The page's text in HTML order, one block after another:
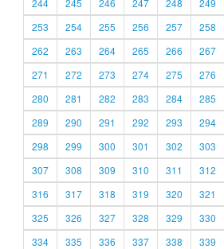
244
245 246 247 248 249
253
254 255 256 257 258
262
263 264 265 266 267
271
272 273 274 275 276
280
281 282 283 284 285
289
290 291 292 293 294
298
299 300 301 302 303
307
308 309 310 311 312
316
317 318 319 320 321
325
326 327 328 329 330
334
335 336 337 338 339